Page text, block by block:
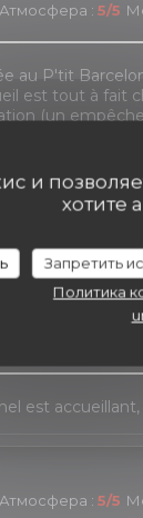
и
хотите
Запретить
Политика
Атмосфера : 5/5
au P'tit
est tout à fait
(un
toutefois
c'est un
Атмосфера:5/5
est
Атмосфера : 5/5